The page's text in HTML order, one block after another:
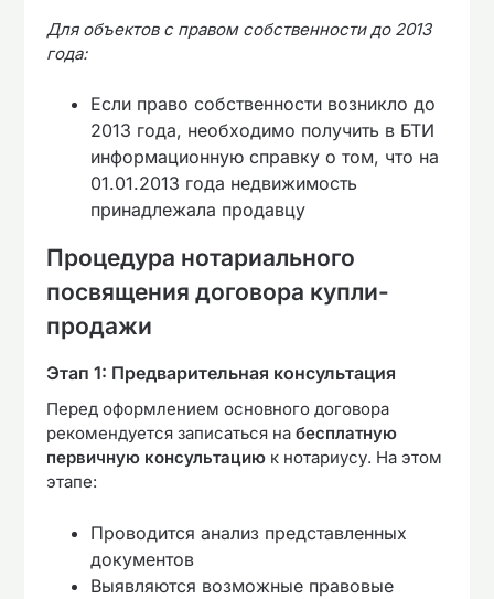
Для объектов с правом собственности до 2013
года:
Если право собственности возникло до
2013 года, необходимо получить в БТИ
информационную справку о том, что на
01.01.2013 года недвижимость
принадлежала продавцу
Процедура нотариального
посвящения договора купли-
продажи
Этап 1: Предварительная консультация
Перед оформлением основного договора
рекомендуется записаться набесплатную
первичную консультацию к нотариусу. На этом
этапе:
Проводится анализ представленных
документов
Выявляются возможные правовые